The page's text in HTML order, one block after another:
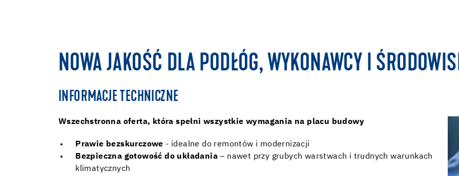
NOWA JAKOŚĆ DLA PODŁÓG, WYKONAWCY I
INFORMACJE TECHNICZNE
Wszechstronna oferta, która spełni wszystkie wymagania na placu budowy
Prawie bezskurczowe - idealne do remontów i modernizacji
Bezpieczna gotowość do układania – nawet przy grubych warstwach i trudnych warunkach
klimatycznych